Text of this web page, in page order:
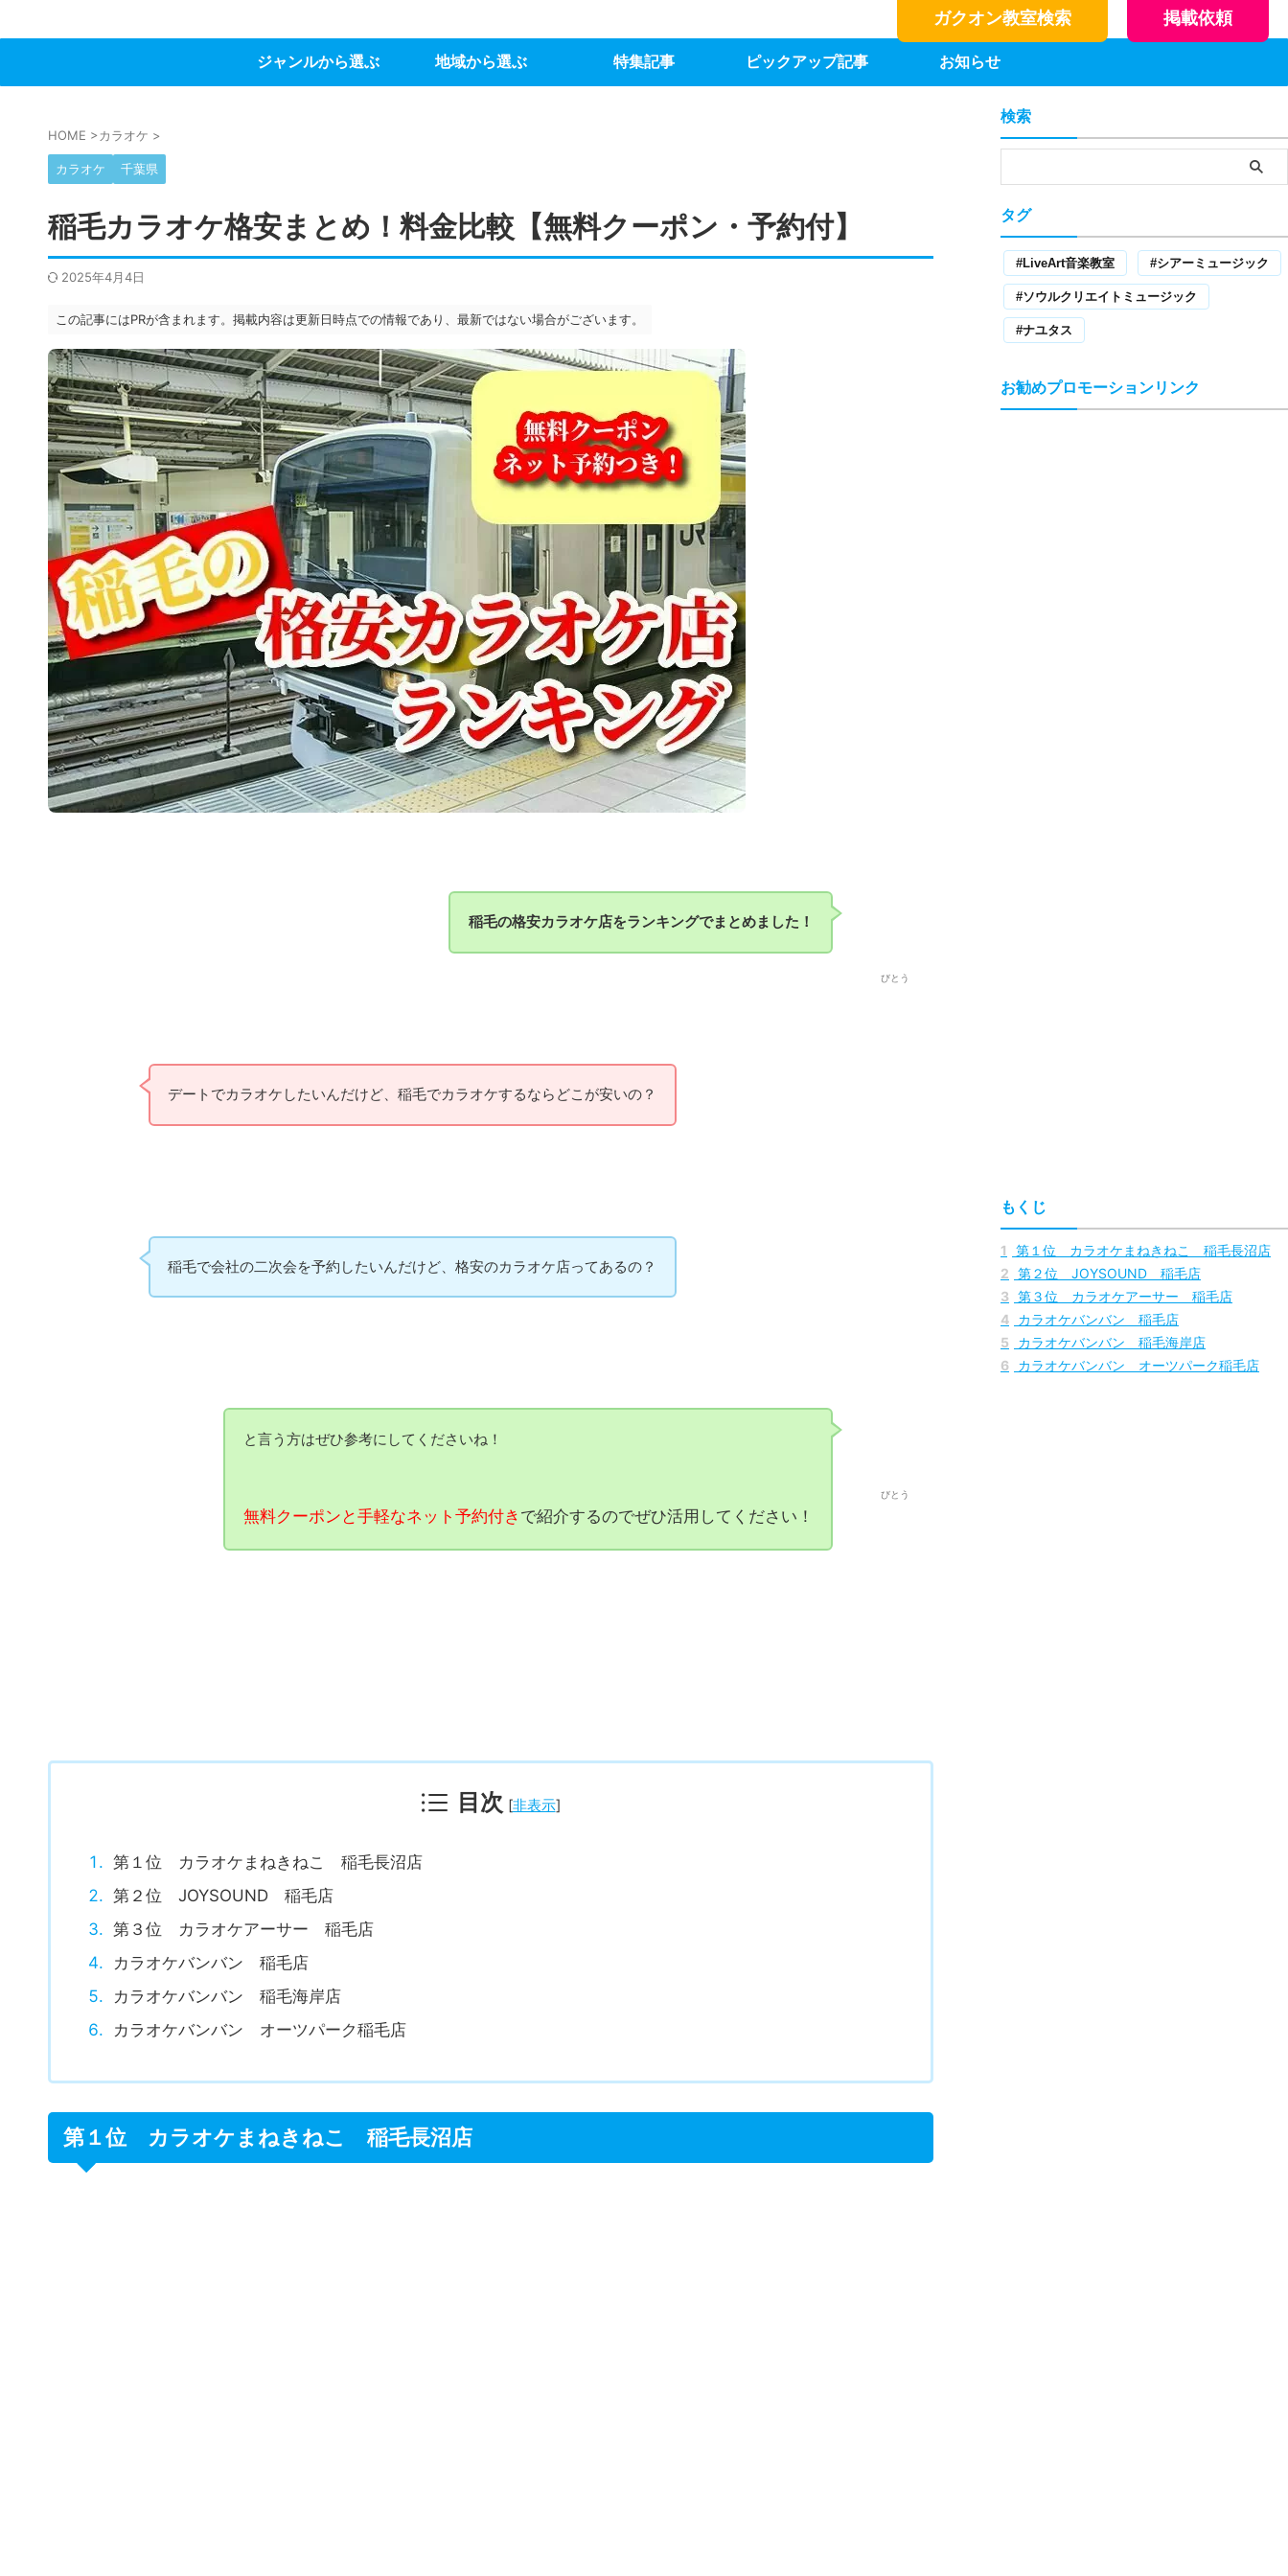
ガクオン教室検索 掲載依頼
ジャンルから選ぶ 地域から選ぶ 特集記事 ピックアップ記事 お知らせ
HOME >カラオケ >
カラオケ 千葉県
稲毛カラオケ格安まとめ！料金比較【無料クーポン・予約付】
2025年4月4日
この記事にはPRが含まれます。掲載内容は更新日時点での情報であり、最新ではない場合がございます。
びとう
稲毛の格安カラオケ店をランキングでまとめました！
デートでカラオケしたいんだけど、稲毛でカラオケするならどこが安いの？
稲毛で会社の二次会を予約したいんだけど、格安のカラオケ店ってあるの？
びとう
と言う方はぜひ参考にしてくださいね！
無料クーポンと手軽なネット予約付き で紹介するのでぜひ活用してください！
目次 [非表示]
第１位 カラオケまねきねこ 稲毛長沼店
第２位 JOYSOUND 稲毛店
第３位 カラオケアーサー 稲毛店
カラオケバンバン 稲毛店
カラオケバンバン 稲毛海岸店
カラオケバンバン オーツパーク稲毛店
第１位 カラオケまねきねこ 稲毛長沼店
検索
タグ
LiveArt音楽教室 シアーミュージック
ソウルクリエイトミュージック
ナユタス
お勧めプロモーションリンク
もくじ
1
第１位 カラオケまねきねこ 稲毛長沼店
2 第２位 JOYSOUND 稲毛店
3 第３位 カラオケアーサー 稲毛店
4 カラオケバンバン 稲毛店
5
カラオケバンバン 稲毛海岸店
6 カラオケバンバン オーツパーク稲毛店